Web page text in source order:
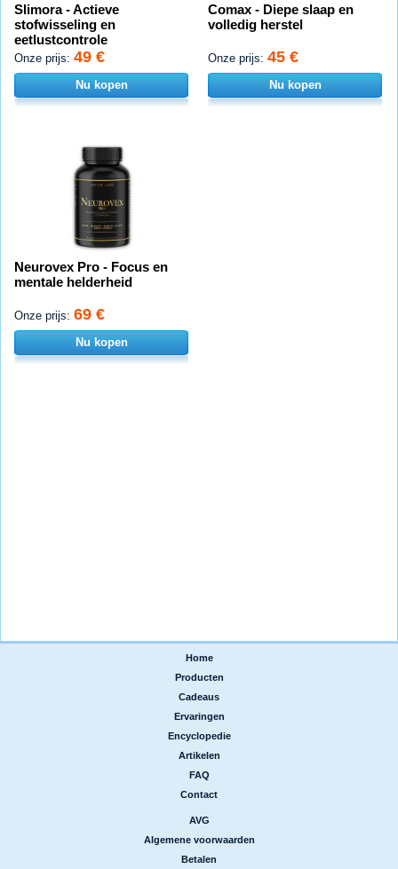
Slimora - Actieve
stofwisseling en
eetlustcontrole
Onze prijs: 49 €
Nu kopen
Comax - Diepe slaap en
volledig herstel
Onze prijs: 45 €
Nu kopen
Neurovex Pro - Focus en
mentale helderheid
Onze prijs: 69 €
Nu kopen
Home
Producten
Cadeaus
Ervaringen
Encyclopedie
Artikelen
FAQ
Contact
AVG
Algemene voorwaarden
Betalen